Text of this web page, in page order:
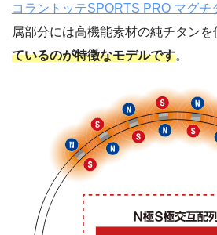
コラントッテSPORTS PRO マグチ
属部分には高機能素材の純チタンを
ているのが特徴なモデルです。